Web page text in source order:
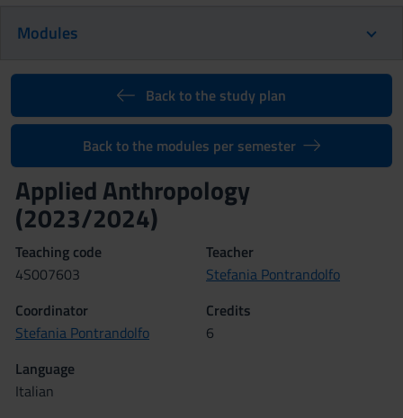
Modules
Back to the study plan
Back to the modules per semester
Applied Anthropology
(2023/2024)
Teaching code
4S007603
Teacher
Stefania Pontrandolfo
Coordinator
Stefania Pontrandolfo
Credits
6
Language
Italian